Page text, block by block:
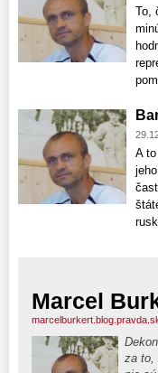
To,
A
Marcel
za to,